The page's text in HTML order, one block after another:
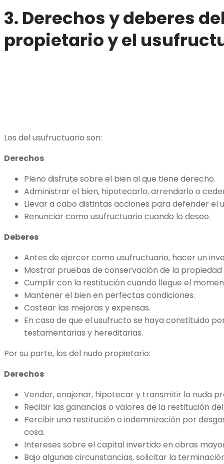
3. Derechos y deberes
propietario y el
Los del usufructuario son:
Derechos
Pleno disfrute sobre el bien al que tiene derecho.
Administrar el bien, hipotecarlo, arrendarlo o
Llevar a cabo distintas acciones para defender el
Renunciar como usufructuario cuando lo desee.
Deberes
Antes de ejercer como usufructuario, hacer un
Mostrar pruebas de conservación de la
Cumplir con la restitución cuando llegue el
Mantener el bien en perfectas condiciones.
Costear las mejoras y expensas.
En caso de que el usufructo se haya constituido
testamentarias y hereditarias.
Por su parte, los del nudo propietario:
Derechos
Vender, enajenar, hipotecar y transmitir la nuda
Recibir las ganancias o valores de la restitución
Percibir una restitución o indemnización por
cosa.
Intereses sobre el capital invertido en obras
Bajo algunas circunstancias, solicitar la